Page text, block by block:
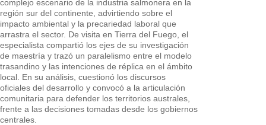
complejo escenario de la industria salmonera en la
región sur del continente, advirtiendo sobre el
impacto ambiental y la precariedad laboral que
arrastra el sector. De visita en Tierra del Fuego, el
especialista compartió los ejes de su investigación
de maestría y trazó un paralelismo entre el modelo
trasandino y las intenciones de réplica en el ámbito
local. En su análisis, cuestionó los discursos
oficiales del desarrollo y convocó a la articulación
comunitaria para defender los territorios australes,
frente a las decisiones tomadas desde los gobiernos
centrales.